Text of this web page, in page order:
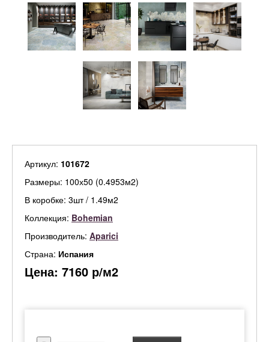
Артикул: 101672
Размеры: 100х50 (0.4953м2)
В коробке: 3шт / 1.49м2
Коллекция: Bohemian
Производитель: Aparici
Страна: Испания
Цена: 7160 р/м2